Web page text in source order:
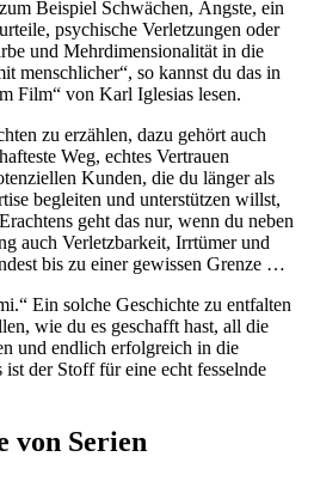
Beispiel Schwächen, Ängste, ein
psychische Verletzungen oder
und Mehrdimensionalität in die
menschlicher“, so kannst du das in
Film“ von Karl Iglesias lesen.
zu erzählen, dazu gehört auch
Weg, echtes Vertrauen
Kunden, die du länger als
begleiten und unterstützen willst,
geht das nur, wenn du neben
auch Verletzbarkeit, Irrtümer und
bis zu einer gewissen Grenze …
Ein solche Geschichte zu entfalten
wie du es geschafft hast, all die
und endlich erfolgreich in die
der Stoff für eine echt fesselnde
von Serien